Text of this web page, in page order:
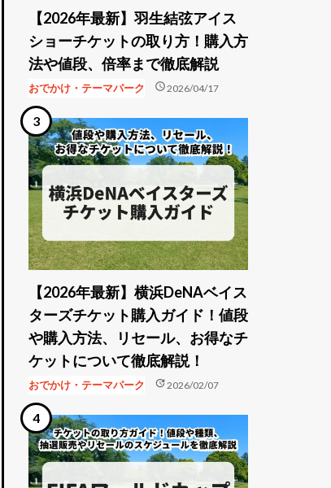
【2026年最新】羽生結弦アイス
ショーチケットの取り方！購入方
法や値段、倍率まで徹底解説
おでかけ・テーマパーク schedule2026/04/17
【2026年最新】横浜DeNAベイス
ターズチケット購入ガイド！値段
や購入方法、リセール、お得なチ
ケットについて徹底解説！
おでかけ・テーマパーク update2026/02/07